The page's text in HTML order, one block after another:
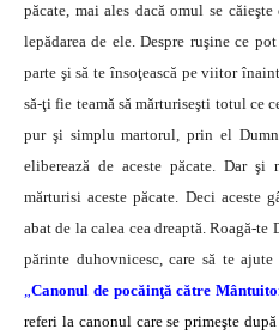
păcate, mai ales dacă omul se
lepădarea de ele. Despre ruşine ce
parte şi să te însoţească pe viitor
să-ţi fie teamă să mărturiseşti totul ce
pur şi simplu martorul, prin el
eliberează de aceste păcate. Dar
mărturisi aceste păcate. Deci aceste
abat de la calea cea dreaptă. Roagă-
părinte duhovnicesc, care să te
„Canonul de pocăinţă către
referi la canonul care se primeşte